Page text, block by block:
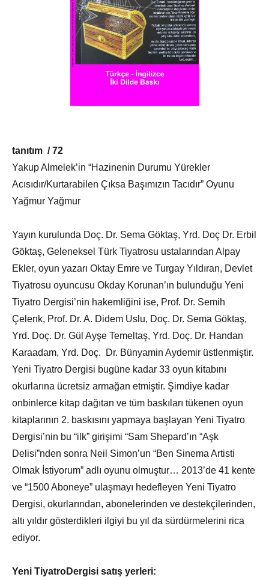
tanıtım / 72
Yakup Almelek’in “Hazinenin Durumu Yürekler
Acısıdır/Kurtarabilen Çıksa Başımızın Tacıdır” Oyunu
Yağmur Yağmur
Yayın kurulunda Doç. Dr. Sema Göktaş, Yrd. Doç Dr. Erbil
Göktaş, Geleneksel Türk Tiyatrosu ustalarından Alpay
Ekler, oyun yazarı Oktay Emre ve Turgay Yıldıran, Devlet
Tiyatrosu oyuncusu Okday Korunan’ın bulunduğu Yeni
Tiyatro Dergisi’nin hakemliğini ise, Prof. Dr. Semih
Çelenk, Prof. Dr. A. Didem Uslu, Doç. Dr. Sema Göktaş,
Yrd. Doç. Dr. Gül Ayşe Temeltaş, Yrd. Doç. Dr. Handan
Karaadam, Yrd. Doç. Dr. Bünyamin Aydemir üstlenmiştir.
Yeni Tiyatro Dergisi bugüne kadar 33 oyun kitabını
okurlarına ücretsiz armağan etmiştir. Şimdiye kadar
onbinlerce kitap dağıtan ve tüm baskıları tükenen oyun
kitaplarının 2. baskısını yapmaya başlayan Yeni Tiyatro
Dergisi’nin bu “ilk” girişimi “Sam Shepard’ın “Aşk
Delisi”nden sonra Neil Simon’un “Ben Sinema Artisti
Olmak İstiyorum” adlı oyunu olmuştur… 2013’de 41 kente
ve “1500 Aboneye” ulaşmayı hedefleyen Yeni Tiyatro
Dergisi, okurlarından, abonelerinden ve destekçilerinden,
altı yıldır gösterdikleri ilgiyi bu yıl da sürdürmelerini rica
ediyor.
Yeni TiyatroDergisi satış yerleri: